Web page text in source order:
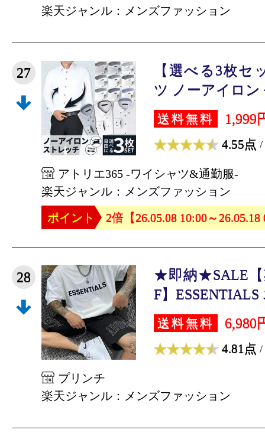
楽天ジャンル：メンズファッション
27
【選べる3枚セ
ツ ノーアイロン
送料無料 1,999
4.55点 /
アトリエ365 -ワイシャツ&通勤服-
楽天ジャンル：メンズファッション
ポイント
2倍【26.05.08 10:00～26.05.18
28
★即納★SALE【
F】
送料無料 6,980
4.81点 /
プリンチ
楽天ジャンル：メンズファッション